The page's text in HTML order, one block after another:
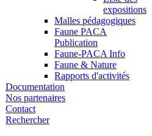
expositions
Malles pédagogiques
Faune PACA
Publication
Faune-PACA Info
Faune & Nature
Rapports d'activités
Documentation
Nos partenaires
Contact
Rechercher